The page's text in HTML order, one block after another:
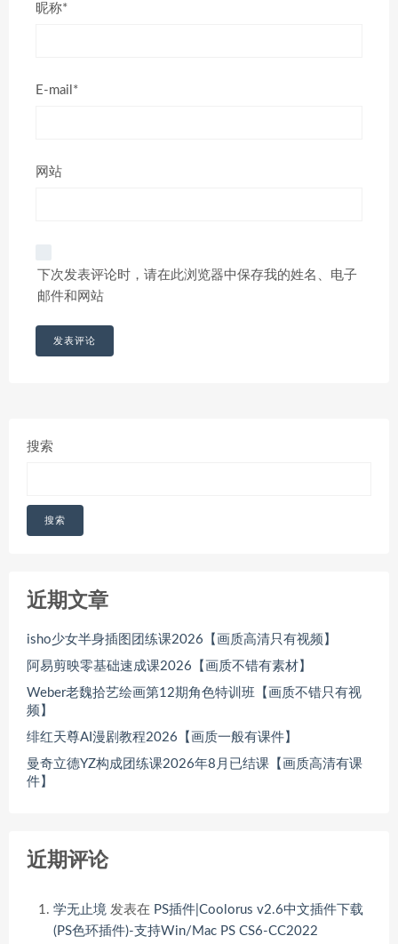
昵称*
E-mail*
网站
下次发表评论时，请在此浏览器中保存我的姓名、电子
邮件和网站
搜索
搜索
近期文章
isho少女半身插图团练课2026【画质高清只有视频】
阿易剪映零基础速成课2026【画质不错有素材】
Weber老魏拾艺绘画第12期角色特训班【画质不错只有视
频】
绯红天尊AI漫剧教程2026【画质一般有课件】
曼奇立德YZ构成团练课2026年8月已结课【画质高清有课
件】
近期评论
学无止境 发表在 PS插件|Coolorus v2.6中文插件下载
(PS色环插件)-支持Win/Mac PS CS6-CC2022